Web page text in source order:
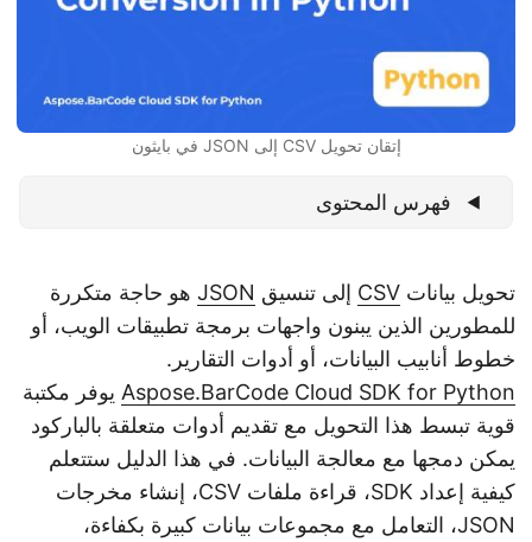
إتقان تحويل CSV إلى JSON في بايثون
فهرس المحتوى
تحويل بياناتCSVإلى تنسيقJSONهو حاجة متكررة
للمطورين الذين يبنون واجهات برمجة تطبيقات الويب، أو
خطوط أنابيب البيانات، أو أدوات التقارير.
Aspose.BarCode Cloud SDK for Pythonيوفر مكتبة
قوية تبسط هذا التحويل مع تقديم أدوات متعلقة بالباركود
يمكن دمجها مع معالجة البيانات. في هذا الدليل ستتعلم
كيفية إعداد SDK، قراءة ملفات CSV، إنشاء مخرجات
JSON، التعامل مع مجموعات بيانات كبيرة بكفاءة،